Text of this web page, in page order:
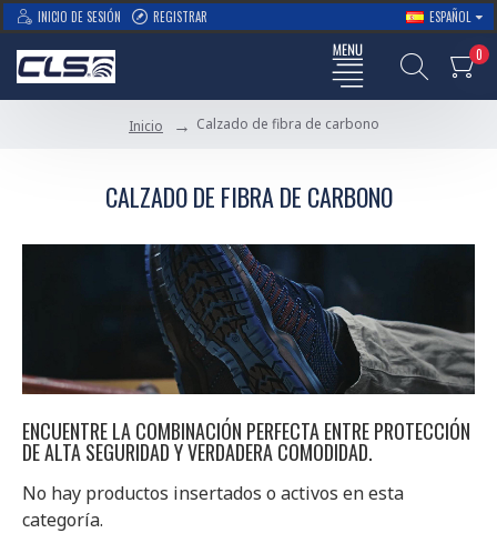
INICIO DE SESIÓN REGISTRAR ESPAÑOL
0
Inicio Calzado de fibra de carbono
CALZADO DE FIBRA DE CARBONO
ENCUENTRE LA COMBINACIÓN PERFECTA ENTRE PROTECCIÓN
DE ALTA SEGURIDAD Y VERDADERA COMODIDAD.
No hay productos insertados o activos en esta
categoría.